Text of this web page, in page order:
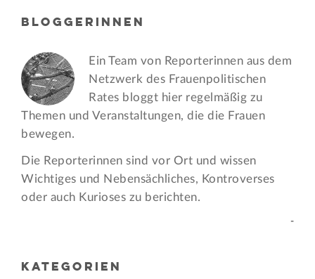
BLOGGERINNEN
Ein Team von Reporterinnen aus dem
Netzwerk des Frauen­politischen
Rates bloggt hier regelmäßig zu
Themen und Veran­staltungen, die die Frauen
bewegen.
Die Reporterinnen sind vor Ort und wissen
Wichtiges und Nebensächliches, Kontroverses
oder auch Kurioses zu berichten.
-
KATEGORIEN